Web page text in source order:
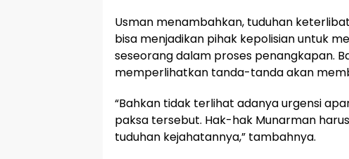
Usman menambahkan, tuduhan
bisa menjadikan pihak kepolisian untuk
seseorang dalam proses penangkapan.
memperlihatkan tanda-tanda akan
“Bahkan tidak terlihat adanya urgensi
paksa tersebut. Hak-hak Munarman
tuduhan kejahatannya,” tambahnya.